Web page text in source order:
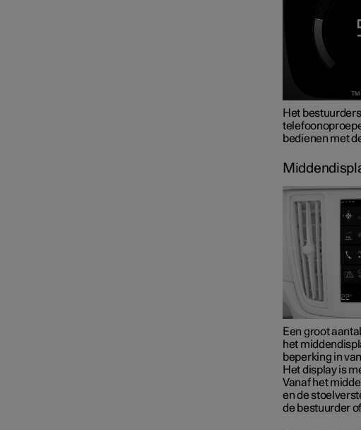
Het
bedienen met
Een groot
het
beperking in
Het display is
Vanaf het
en de
de bestuurder